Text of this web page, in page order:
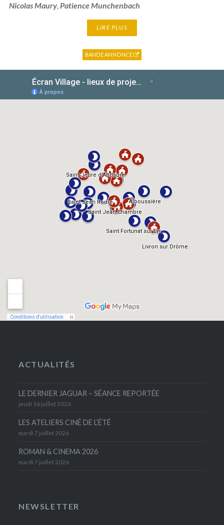
Nicolas Maury, Patience Munchenbach
LIRE PLUS
BANDE ANNONCE
ACTUALITÉS
LE DERNIER JAGUAR – SÉANCE REPORTÉE
jeudi 16 juillet 2026
LES ATELIERS CINÉ DE L’ÉTÉ
mardi 7 juillet 2026
ROMAN & CINEMA 2026
mardi 7 juillet 2026
NEWSLETTER